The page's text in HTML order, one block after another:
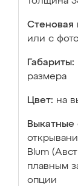
Стеновая
или с
Габариты:
размера
Цвет: на
Выкатные
Blum
плавным
опции